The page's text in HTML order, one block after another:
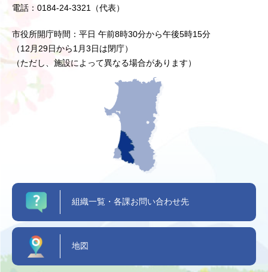
電話：0184-24-3321（代表）
市役所開庁時間：平日 午前8時30分から午後5時15分
（12月29日から1月3日は閉庁）
（ただし、施設によって異なる場合があります）
組織一覧・各課お問い合わせ先
地図